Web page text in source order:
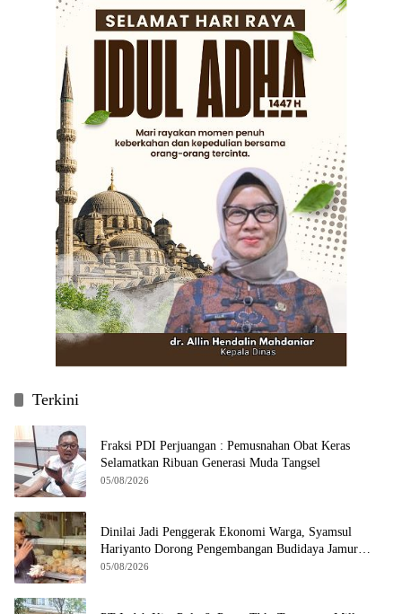
Terkini
Fraksi PDI Perjuangan : Pemusnahan Obat Keras
Selamatkan Ribuan Generasi Muda Tangsel
05/08/2026
Dinilai Jadi Penggerak Ekonomi Warga, Syamsul
Hariyanto Dorong Pengembangan Budidaya Jamur
Crispy di Serpong
05/08/2026